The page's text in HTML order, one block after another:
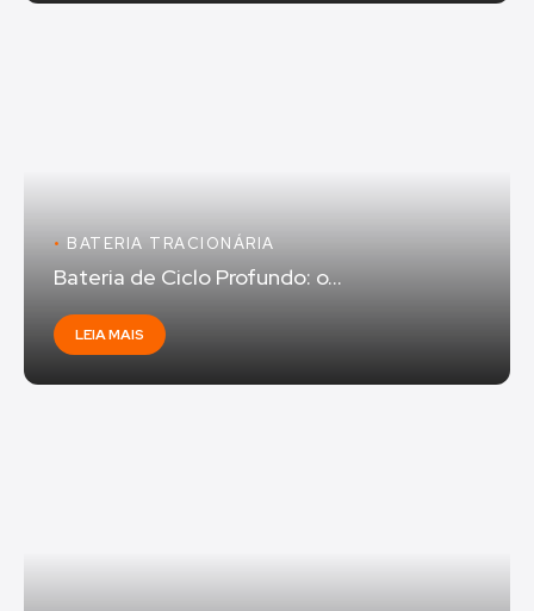
• BATERIA TRACIONÁRIA
Bateria de Ciclo Profundo: o...
LEIA MAIS